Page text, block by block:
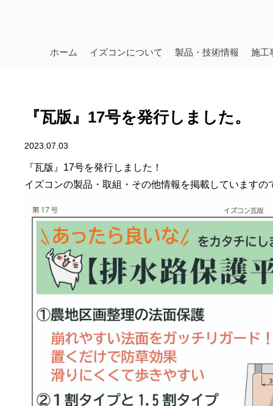
ホーム イズコンについて 製品・技術情報 施工
『瓦版』17号を発行しました。
2023.07.03
『瓦版』17号を発行しました！
イズコンの製品・取組・その他情報を掲載していますの